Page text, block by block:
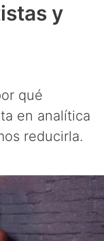
y
qué
en analítica
reducirla.